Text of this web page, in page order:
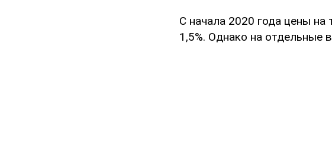
С начала 2020 года цены на
1,5%. Однако на отдельные